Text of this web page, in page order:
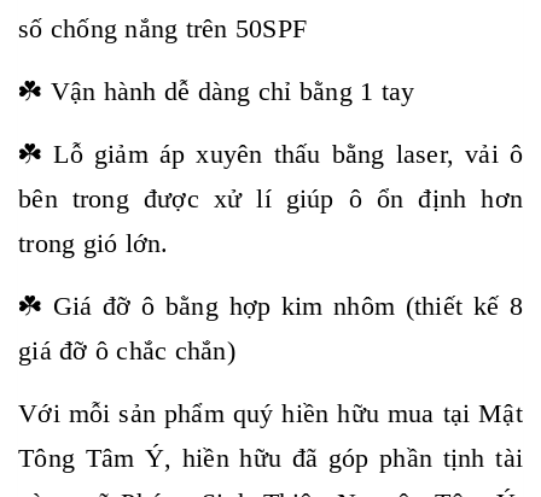
số chống nắng trên 50SPF
☘️ Vận hành dễ dàng chỉ bằng 1 tay
☘️ Lỗ giảm áp xuyên thấu bằng laser, vải ô
bên trong được xử lí giúp ô ổn định hơn
trong gió lớn.
☘️ Giá đỡ ô bằng hợp kim nhôm (thiết kế 8
giá đỡ ô chắc chắn)
Với mỗi sản phẩm quý hiền hữu mua tại Mật
Tông Tâm Ý, hiền hữu đã góp phần tịnh tài